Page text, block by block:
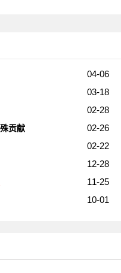
04-06
03-18
02-28
02-26
贡献
02-22
12-28
11-25
10-01